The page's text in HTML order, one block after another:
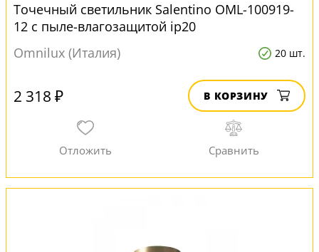
Точечный светильник Salentino OML-100919-
12 с пыле-влагозащитой ip20
Omnilux (Италия)
20 шт.
2 318 ₽ В КОРЗИНУ